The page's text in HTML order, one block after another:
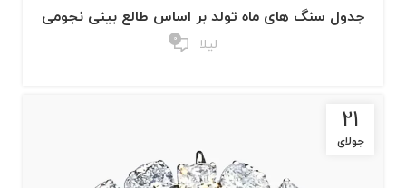
جدول سنگ های ماه تولد بر اساس طالع بینی نجومی
لیلا 0
21
جولای